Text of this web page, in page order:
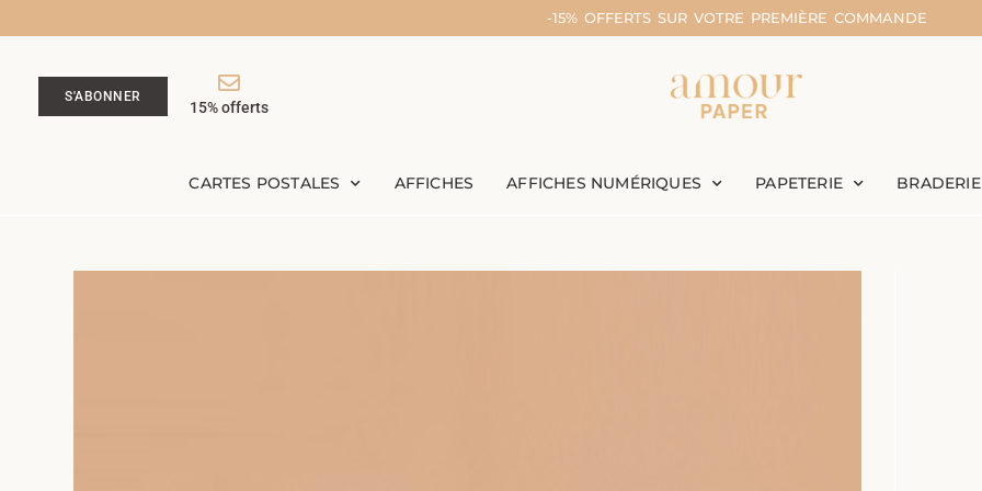
-15% OFFERTS SUR VOTRE PREMIÈRE COMMANDE
S'ABONNER
15% offerts
CARTES POSTALES AFFICHES AFFICHES NUMÉRIQUES PAPETERIE BRADERIE